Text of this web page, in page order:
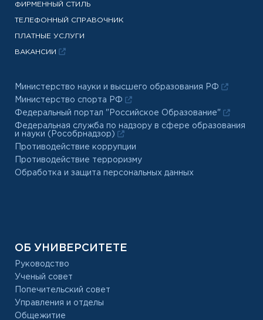
ФИРМЕННЫЙ СТИЛЬ
ТЕЛЕФОННЫЙ СПРАВОЧНИК
ПЛАТНЫЕ УСЛУГИ
ВАКАНСИИ
Министерство науки и высшего образования РФ
Министерство спорта РФ
Федеральный портал "Российское Образование"
Федеральная служба по надзору в сфере образования
и науки (Рособрнадзор)
Противодействие коррупции
Противодействие терроризму
Обработка и защита персональных данных
ОБ УНИВЕРСИТЕТЕ
Руководство
Ученый совет
Попечительский совет
Управления и отделы
Общежитие